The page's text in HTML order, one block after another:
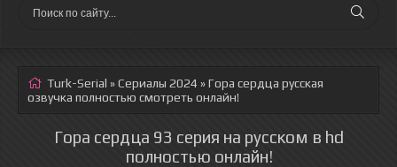
Turk-Serial »Сериалы 2024 » Гора сердца русская
озвучка полностью смотреть онлайн!
Гора сердца 93 серия на русском в hd
полностью онлайн!